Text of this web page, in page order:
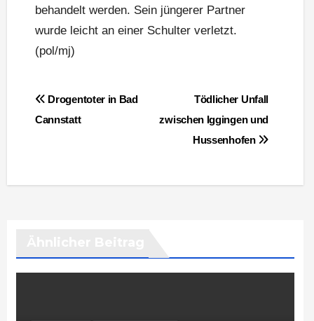
behandelt werden. Sein jüngerer Partner
wurde leicht an einer Schulter verletzt.
(pol/mj)
Beitragsnavigation
Tödlicher Unfall
zwischen Iggingen und
Hussenhofen
Drogentoter in Bad
Cannstatt